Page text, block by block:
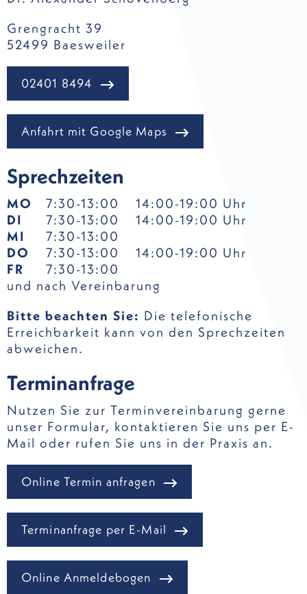
Grengracht 39
52499 Baesweiler
02401 8494
Anfahrt mit Google Maps
Sprechzeiten
MO 7:30-13:00
14:00-19:00 Uhr
DI
7:30-13:00
14:00-19:00 Uhr
MI
7:30-13:00
DO 7:30-13:00 14:00-19:00 Uhr
FR
7:30-13:00
und nach Vereinbarung
Bitte beachten Sie: Die telefonische
Erreichbarkeit kann von den Sprechzeiten
abweichen.
Terminanfrage
Nutzen Sie zur Terminvereinbarung gerne
unser Formular, kontaktieren Sie uns per E-
Mail oder rufen Sie uns in der Praxis an.
Online Termin anfragen
Terminanfrage per E-Mail
Online Anmeldebogen